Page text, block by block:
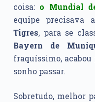
coisa: o Mundial
equipe precisava
Tigres, para se
Bayern de
fraquíssimo,
sonho passar.
Sobretudo, melhor